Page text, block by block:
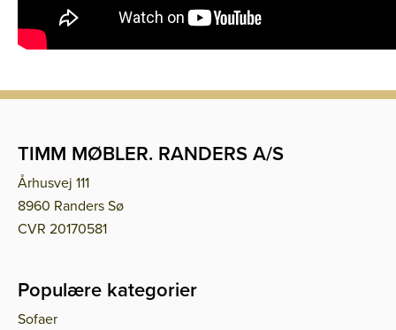
TIMM MØBLER. RANDERS A/S
Århusvej 111
8960 Randers Sø
CVR 20170581
Populære kategorier
Sofaer